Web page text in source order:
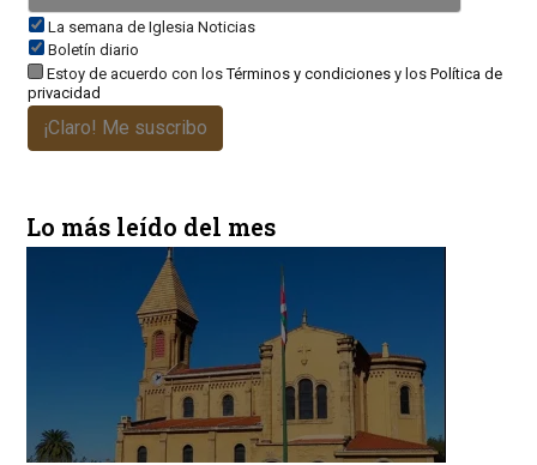
La semana de Iglesia Noticias
Boletín diario
Estoy de acuerdo con losTérminos y condicionesy los Política de
privacidad
¡Claro! Me suscribo
Lo más leído del mes